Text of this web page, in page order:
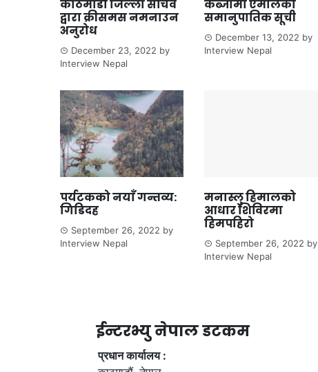
काठमाडौ जिल्ला सचिव
द्वारा क्रीसमस नमनाउन
अनुरोध
December 23, 2022 by
Interview Nepal
कब्जामा एमालेको
समानुपातिक सूची
December 13, 2022 by
Interview Nepal
पर्यटकको नयाँ गन्तव्य:
गिडिदह
September 26, 2022 by
Interview Nepal
मनास्लु हिमालको
आधार शिविरमा
हिमपहिरो
September 26, 2022 by
Interview Nepal
ईन्टरभ्यु नेपाल डटकम
प्रधान कार्यालय :